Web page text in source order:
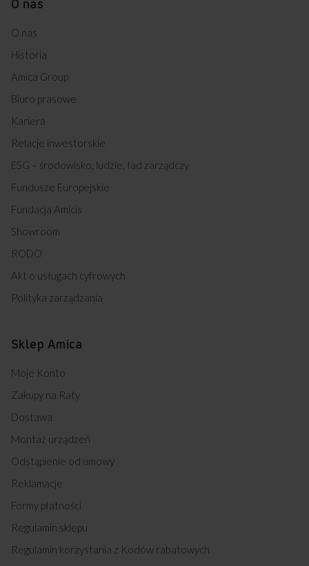
O nas
O nas
Historia
Amica Group
Biuro prasowe
Kariera
Relacje inwestorskie
ESG – środowisko, ludzie, ład zarządczy
Fundusze Europejskie
Fundacja Amicis
Showroom
RODO
Akt o usługach cyfrowych
Polityka zarządzania
Sklep Amica
Moje Konto
Zakupy na Raty
Dostawa
Montaż urządzeń
Odstąpienie od umowy
Reklamacje
Formy płatności
Regulamin sklepu
Regulamin korzystania z Kodów rabatowych